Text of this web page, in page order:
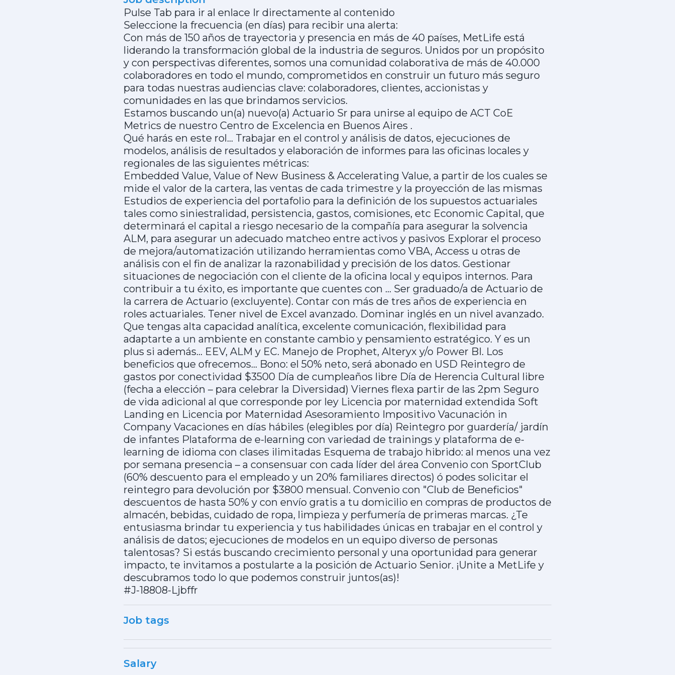
Pulse Tab para ir al enlace Ir directamente al contenido
Seleccione la frecuencia (en días) para recibir una alerta:
Con más de 150 años de trayectoria y presencia en más de 40 países, MetLife está
liderando la transformación global de la industria de seguros. Unidos por un propósito
y con perspectivas diferentes, somos una comunidad colaborativa de más de 40.000
colaboradores en todo el mundo, comprometidos en construir un futuro más seguro
para todas nuestras audiencias clave: colaboradores, clientes, accionistas y
comunidades en las que brindamos servicios.
Estamos buscando un(a) nuevo(a) Actuario Sr para unirse al equipo de ACT CoE
Metrics de nuestro Centro de Excelencia en Buenos Aires .
Qué harás en este rol… Trabajar en el control y análisis de datos, ejecuciones de
modelos, análisis de resultados y elaboración de informes para las oficinas locales y
regionales de las siguientes métricas:
Embedded Value, Value of New Business & Accelerating Value, a partir de los cuales se
mide el valor de la cartera, las ventas de cada trimestre y la proyección de las mismas
Estudios de experiencia del portafolio para la definición de los supuestos actuariales
tales como siniestralidad, persistencia, gastos, comisiones, etc Economic Capital, que
determinará el capital a riesgo necesario de la compañía para asegurar la solvencia
ALM, para asegurar un adecuado matcheo entre activos y pasivos Explorar el proceso
de mejora/automatización utilizando herramientas como VBA, Access u otras de
análisis con el fin de analizar la razonabilidad y precisión de los datos. Gestionar
situaciones de negociación con el cliente de la oficina local y equipos internos. Para
contribuir a tu éxito, es importante que cuentes con … Ser graduado/a de Actuario de
la carrera de Actuario (excluyente). Contar con más de tres años de experiencia en
roles actuariales. Tener nivel de Excel avanzado. Dominar inglés en un nivel avanzado.
Que tengas alta capacidad analítica, excelente comunicación, flexibilidad para
adaptarte a un ambiente en constante cambio y pensamiento estratégico. Y es un
plus si además… EEV, ALM y EC. Manejo de Prophet, Alteryx y/o Power BI. Los
beneficios que ofrecemos… Bono: el 50% neto, será abonado en USD Reintegro de
gastos por conectividad $3500 Día de cumpleaños libre Día de Herencia Cultural libre
(fecha a elección – para celebrar la Diversidad) Viernes flexa partir de las 2pm Seguro
de vida adicional al que corresponde por ley Licencia por maternidad extendida Soft
Landing en Licencia por Maternidad Asesoramiento Impositivo Vacunación in
Company Vacaciones en días hábiles (elegibles por día) Reintegro por guardería/ jardín
de infantes Plataforma de e-learning con variedad de trainings y plataforma de e-
learning de idioma con clases ilimitadas Esquema de trabajo hibrido: al menos una vez
por semana presencia – a consensuar con cada líder del área Convenio con SportClub
(60% descuento para el empleado y un 20% familiares directos) ó podes solicitar el
reintegro para devolución por $3800 mensual. Convenio con "Club de Beneficios"
descuentos de hasta 50% y con envío gratis a tu domicilio en compras de productos de
almacén, bebidas, cuidado de ropa, limpieza y perfumería de primeras marcas. ¿Te
entusiasma brindar tu experiencia y tus habilidades únicas en trabajar en el control y
análisis de datos; ejecuciones de modelos en un equipo diverso de personas
talentosas? Si estás buscando crecimiento personal y una oportunidad para generar
impacto, te invitamos a postularte a la posición de Actuario Senior. ¡Unite a MetLife y
descubramos todo lo que podemos construir juntos(as)!
#J-18808-Ljbffr
Job tags
Salary